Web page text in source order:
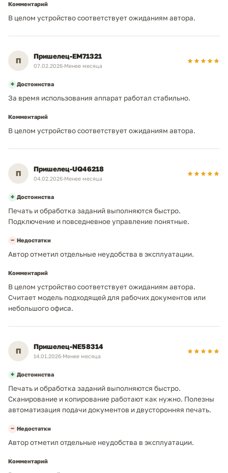
Комментарий
В целом устройство соответствует ожиданиям автора.
П Пришелец-EM71321
07.02.2026·Менее месяца
+ Достоинства
За время использования аппарат работал стабильно.
Комментарий
В целом устройство соответствует ожиданиям автора.
П Пришелец-UQ46218
04.02.2026·Менее месяца
+ Достоинства
Печать и обработка заданий выполняются быстро.
Подключение и повседневное управление понятные.
− Недостатки
Автор отметил отдельные неудобства в эксплуатации.
Комментарий
В целом устройство соответствует ожиданиям автора.
Считает модель подходящей для рабочих документов или
небольшого офиса.
П Пришелец-NE58314
14.01.2026·Менее месяца
+ Достоинства
Печать и обработка заданий выполняются быстро.
Сканирование и копирование работают как нужно. Полезны
автоматизация подачи документов и двусторонняя печать.
− Недостатки
Автор отметил отдельные неудобства в эксплуатации.
Комментарий